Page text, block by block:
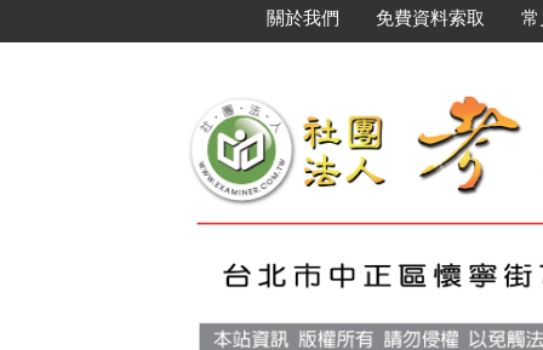
關於我們 免費資料索取 常